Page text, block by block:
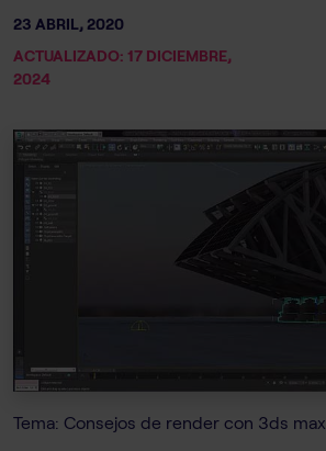
23 ABRIL, 2020
ACTUALIZADO: 17 DICIEMBRE,
2024
Tema: Consejos de render con 3ds max